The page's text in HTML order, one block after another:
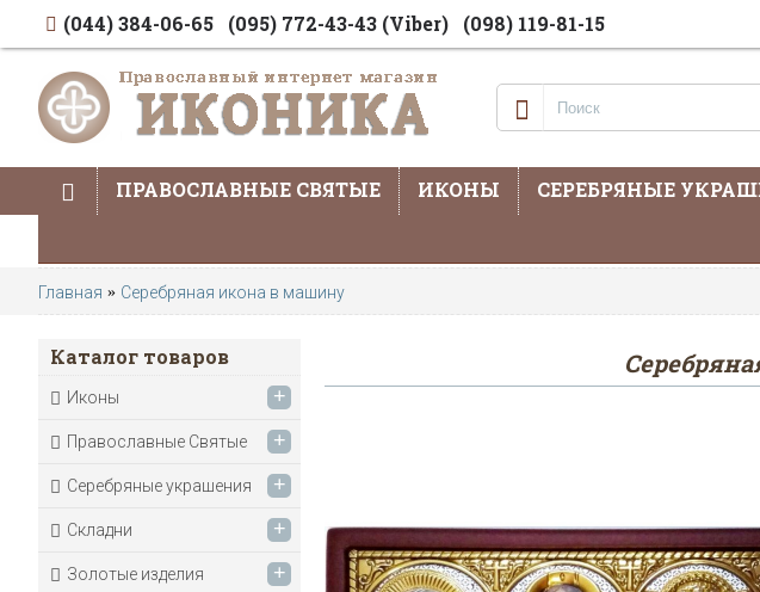
(044) 384-06-65 (095) 772-43-43 (Viber) (098) 119-81-15
ПРАВОСЛАВНЫЕ СВЯТЫЕ ИКОНЫ СЕРЕБРЯНЫЕ
Главная Серебряная икона в машину
Каталог товаров
Иконы +
Православные Святые +
Серебряные украшения +
Складни +
Золотые изделия +